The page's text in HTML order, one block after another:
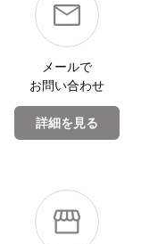
メールで
お問い合わせ
詳細を見る